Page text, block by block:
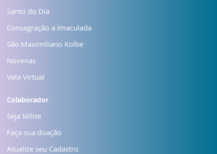
Santo do Dia
Consagração a Imaculada
São Maximiliano Kolbe
Novenas
Vela Virtual
Colaborador
Seja Mílite
Faça sua doação
Atualize seu Cadastro